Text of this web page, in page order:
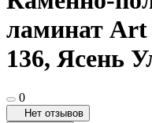
ламинат Art
136, Ясень
0
Нет отзывов